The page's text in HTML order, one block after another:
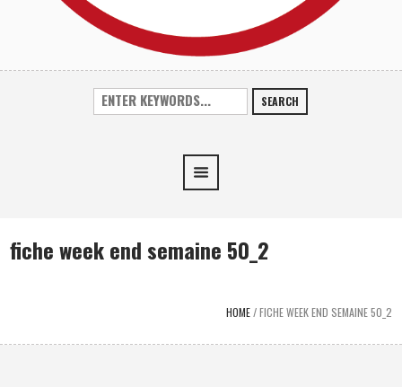
SEARCH
fiche week end semaine 50_2
HOME/FICHE WEEK END SEMAINE 50_2